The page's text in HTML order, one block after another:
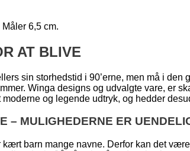
6,5 cm.
AT BLIVE
sin storhedstid i 90’erne, men må i den
Winga designs og udvalgte vare, er
og legende udtryk, og hedder
MULIGHEDERNE ER
barn mange navne. Derfor kan det